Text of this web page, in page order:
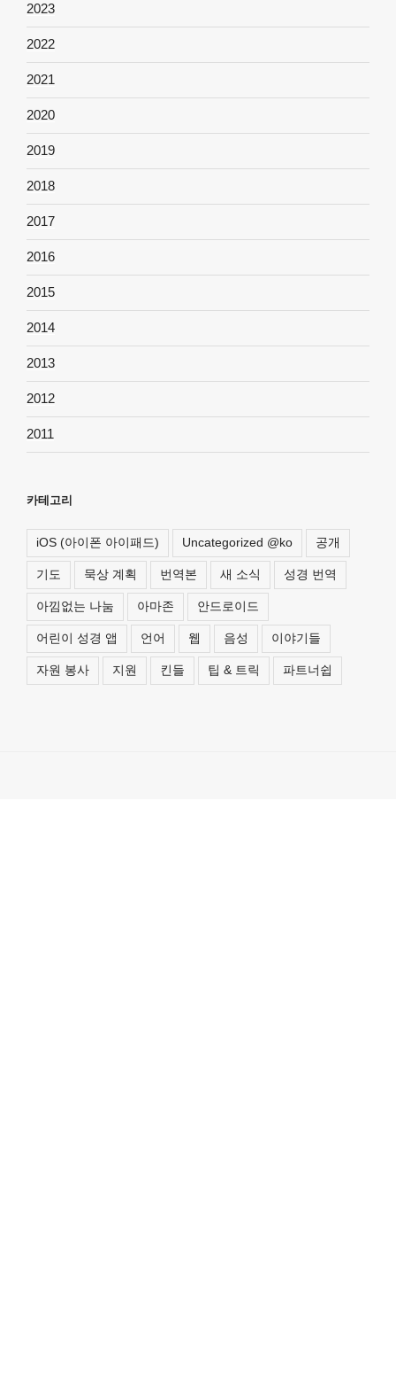
2023
2022
2021
2020
2019
2018
2017
2016
2015
2014
2013
2012
2011
카테고리
iOS (아이폰 아이패드) Uncategorized @ko 공개
기도 묵상 계획 번역본 새 소식 성경 번역
아낌없는 나눔 아마존 안드로이드
어린이 성경 앱 언어 웹 음성 이야기들
자원 봉사 지원 킨들 팁 & 트릭 파트너쉽